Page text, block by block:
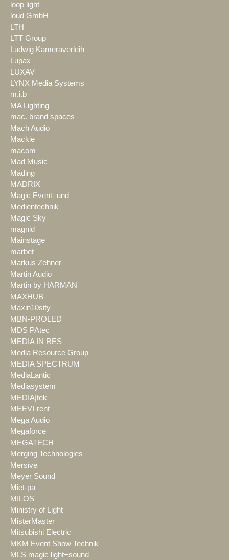
loop light
loud GmbH
LTH
LTT Group
Ludwig Kameraverleih
Lupax
LUXAV
LYNX Media Systems
m.i.b
MA Lighting
mac. brand spaces
Mach Audio
Mackie
macom
Mad Music
Mäding
MADRIX
Magic Event- und
Medientechnik
Magic Sky
magnid
Mainstage
marbet
Markus Zehner
Martin Audio
Martin by HARMAN
MAXHUB
Maxin10sity
MBN-PROLED
MDS PAtec
MEDIA IN RES
Media Resource Group
MEDIA SPECTRUM
MediaLantic
Mediasystem
MEDIA|tek
MEEVI-rent
Mega Audio
Megaforce
MEGATECH
Merging Technologies
Mersive
Meyer Sound
Miet-pa
MILOS
Ministry of Light
MisterMaster
Mitsubishi Electric
MKM Event Show Technik
MLS magic light+sound